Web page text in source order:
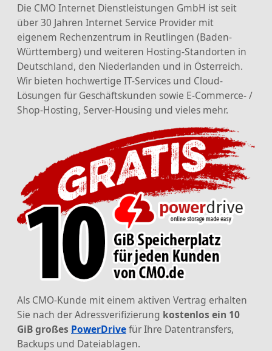
Die CMO Internet Dienstleistungen GmbH ist seit
über 30 Jahren Internet Service Provider mit
eigenem Rechenzentrum in Reutlingen (Baden-
Württemberg) und weiteren Hosting-Standorten in
Deutschland, den Niederlanden und in Österreich.
Wir bieten hochwertige IT-Services und Cloud-
Lösungen für Geschäftskunden sowie E-Commerce- /
Shop-Hosting, Server-Housing und vieles mehr.
Als CMO-Kunde mit einem aktiven Vertrag erhalten
Sie nach der Adressverifizierung kostenlos ein 10
GiB großes PowerDrivefür Ihre Datentransfers,
Backups und Dateiablagen.